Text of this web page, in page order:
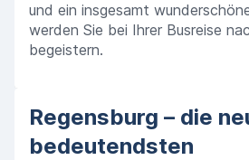
und ein insgesamt
werden Sie bei Ihrer Busreise
begeistern.
Regensburg – die
bedeutendsten